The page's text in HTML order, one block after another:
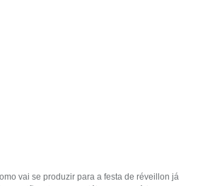
vai se produzir para a festa de réveillon já